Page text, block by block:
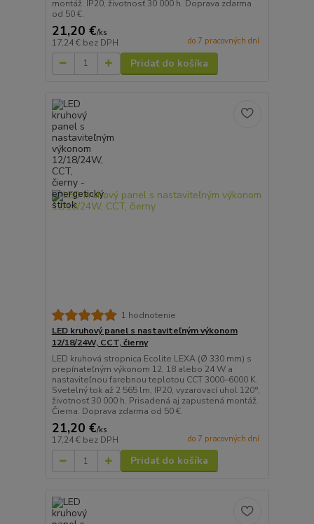
montáž. IP20, životnosť 30 000 h. Doprava zdarma
od 50 €.
21,20 €/ks
17,24 € bez DPH do 7 pracovných dní
Pridať do košíka
1 hodnotenie
LED kruhový panel s nastaviteľným výkonom
12/18/24W, CCT, čierny
LED kruhová stropnica Ecolite LEXA (Ø 330 mm) s
prepínateľným výkonom 12, 18 alebo 24 W a
nastaviteľnou farebnou teplotou CCT 3000–6000 K.
Svetelný tok až 2 565 lm, IP20, vyzarovací uhol 120°,
životnosť 30 000 h. Prisadená aj zapustená montáž.
Čierna. Doprava zdarma od 50 €.
21,20 €/ks
17,24 € bez DPH do 7 pracovných dní
Pridať do košíka